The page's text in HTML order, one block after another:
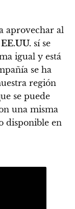
aprovechar al
EE.UU. sí se
igual y está
se ha
región
se puede
una misma
disponible en